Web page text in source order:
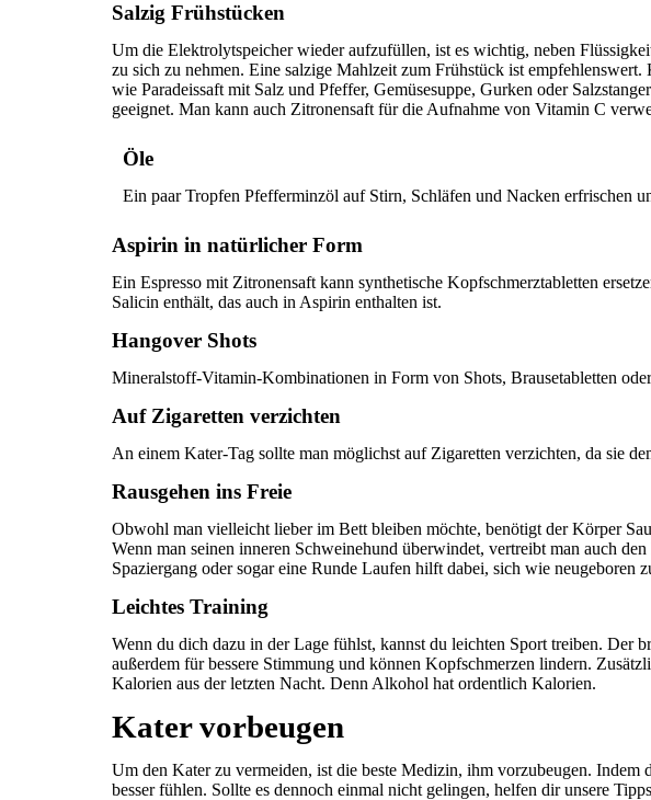
Salzig Frühstücken
Um die Elektrolytspeicher wieder aufzufüllen, ist es wichtig, neben
zu sich zu nehmen. Eine salzige Mahlzeit zum Frühstück ist empfehlenswert.
wie Paradeissaft mit Salz und Pfeffer, Gemüsesuppe, Gurken oder
geeignet. Man kann auch Zitronensaft für die Aufnahme von Vitamin C
Öle
Ein paar Tropfen Pfefferminzöl auf Stirn, Schläfen und Nacken erfrischen
Aspirin in natürlicher Form
Ein Espresso mit Zitronensaft kann synthetische Kopfschmerztabletten
Salicin enthält, das auch in Aspirin enthalten ist.
Hangover Shots
Mineralstoff-Vitamin-Kombinationen in Form von Shots, Brausetabletten
Auf Zigaretten verzichten
An einem Kater-Tag sollte man möglichst auf Zigaretten verzichten, da sie
Rausgehen ins Freie
Obwohl man vielleicht lieber im Bett bleiben möchte, benötigt der Körper
Wenn man seinen inneren Schweinehund überwindet, vertreibt man auch
Spaziergang oder sogar eine Runde Laufen hilft dabei, sich wie neugeboren
Leichtes Training
Wenn du dich dazu in der Lage fühlst, kannst du leichten Sport treiben. Der
außerdem für bessere Stimmung und können Kopfschmerzen lindern.
Kalorien aus der letzten Nacht. Denn Alkohol hat ordentlich Kalorien.
Kater vorbeugen
Um den Kater zu vermeiden, ist die beste Medizin, ihm vorzubeugen.
besser fühlen. Sollte es dennoch einmal nicht gelingen, helfen dir unsere